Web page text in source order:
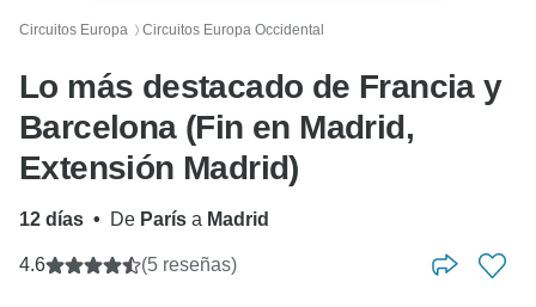
Circuitos Europa 〉 Circuitos Europa Occidental
Lo más destacado de Francia y
Barcelona (Fin en Madrid,
Extensión Madrid)
12 días • De París a Madrid
4.6 (5 reseñas)